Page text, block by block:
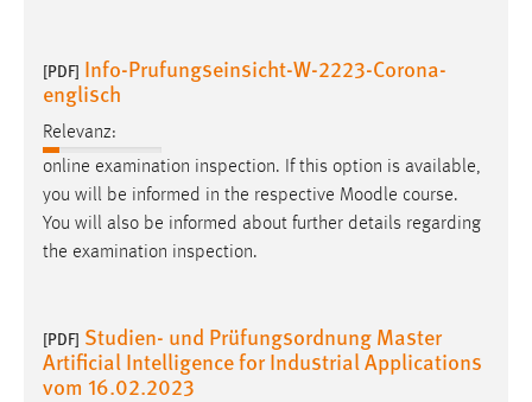
[PDF] Info-Prufungseinsicht-W-2223-Corona-
englisch
Relevanz:
online examination inspection. If this option is available,
you will be informed in the respective Moodle course.
You will also be informed about further details regarding
the examination inspection.
[PDF] Studien- und Prüfungsordnung Master
Artificial Intelligence for Industrial Applications
vom 16.02.2023